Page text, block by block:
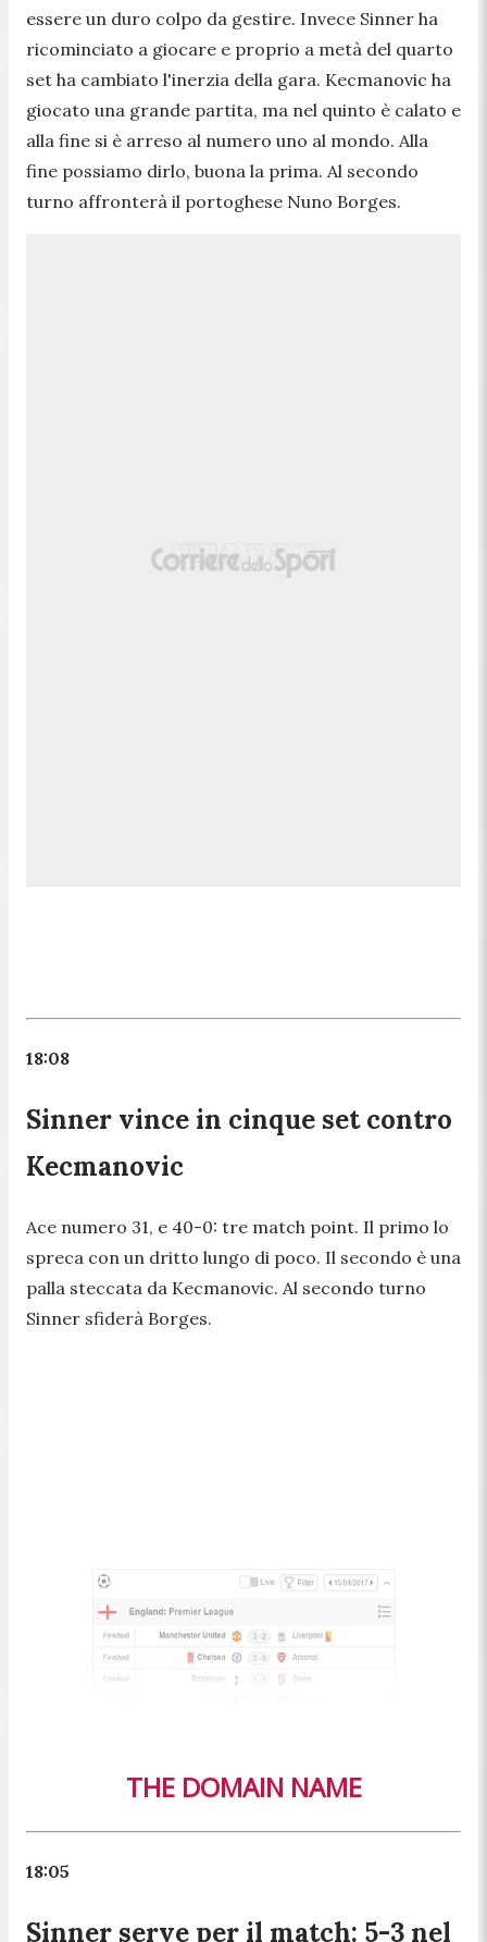
essere un duro colpo da gestire. Invece Sinner ha
ricominciato a giocare e proprio a metà del quarto
set ha cambiato l'inerzia della gara. Kecmanovic ha
giocato una grande partita, ma nel quinto è calato e
alla fine si è arreso al numero uno al mondo. Alla
fine possiamo dirlo, buona la prima. Al secondo
turno affronterà il portoghese Nuno Borges.
18:08
Sinner vince in cinque set contro
Kecmanovic
Ace numero 31, e 40-0: tre match point. Il primo lo
spreca con un dritto lungo di poco. Il secondo è una
palla steccata da Kecmanovic. Al secondo turno
Sinner sfiderà Borges.
18:05
Sinner serve per il match: 5-3 nel